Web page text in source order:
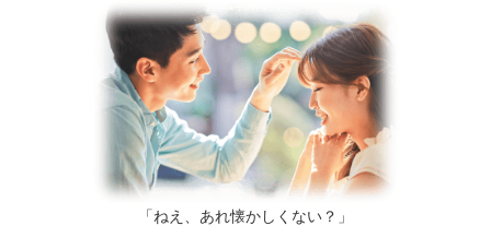
「ねえ、あれ懐かしくない？」